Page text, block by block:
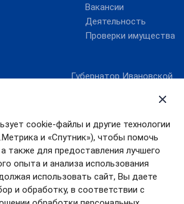
cookie-файлы и другие технологии
и «Спутник»), чтобы помочь
также для предоставления лучшего
опыта и анализа использования
использовать сайт, Вы даете
и обработку, в соответствии с
Вакансии
Деятельность
Проверки имущества
Губернатор Ивановской
Ивановская областная
Правительство
Ивановской области